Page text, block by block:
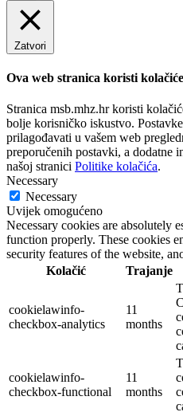
Zatvori
Ova web stranica koristi
Stranica msb.mhz.hr koristi
bolje korisničko iskustvo.
prilagođavati u vašem web
preporučenih postavki, a dodatne
našoj stranici Politike kolačića.
Necessary
Necessary
Uvijek omogućeno
Necessary cookies are absolutely
function properly. These cookies
security features of the website,
Kolačić
Trajanje
cookielawinfo-
checkbox-analytics
11
months
cookielawinfo-
checkbox-functional
11
months